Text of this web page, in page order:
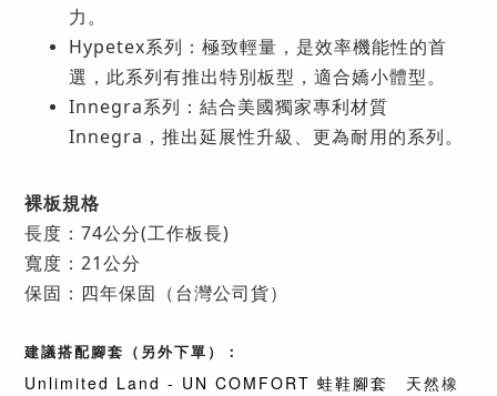
力。
Hypetex系列：極致輕量，是效率機能性的首
選，此系列有推出特別板型，適合嬌小體型。
Innegra系列：結合美國獨家專利材質
Innegra，推出延展性升級、更為耐用的系列。
裸板規格
長度：74公分(工作板長)
寬度：21公分
保固：四年保固（台灣公司貨）
建議搭配腳套（另外下單）：
Unlimited Land - UN COMFORT 蛙鞋腳套 天然橡